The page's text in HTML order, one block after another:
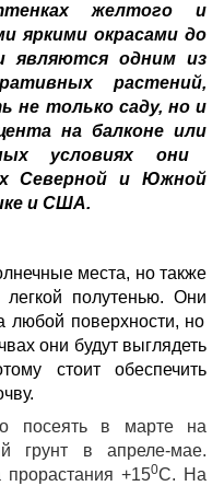
желтого и
яркими окрасами до
являются одним из
растений,
не только саду, но и
на балконе или
условиях они
Северной и Южной
и США.
места, но также
легкой полутенью. Они
любой поверхности, но
они будут выглядеть
стоит обеспечить
.
посеятьв марте на
грунт в апреле-мае.
прорастания +150С. На